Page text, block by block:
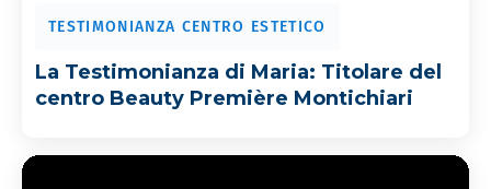
TESTIMONIANZA CENTRO ESTETICO
La Testimonianza di Maria: Titolare del
centro Beauty Première Montichiari